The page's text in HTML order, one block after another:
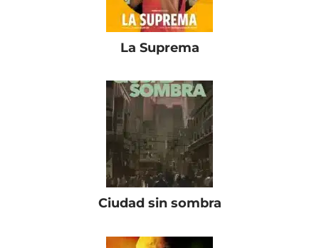
La Suprema
Ciudad sin sombra